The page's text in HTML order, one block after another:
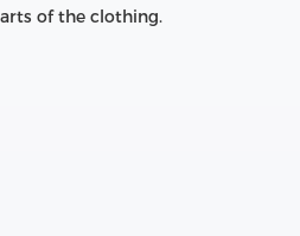
of the clothing.